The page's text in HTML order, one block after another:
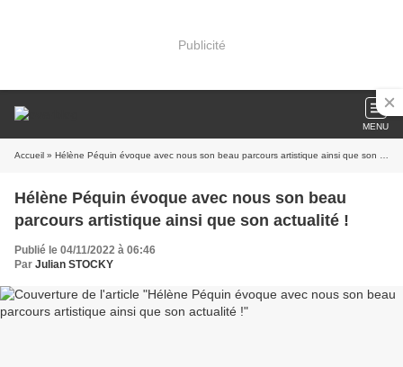
Publicité
MENU
Accueil » Hélène Péquin évoque avec nous son beau parcours artistique ainsi que son actualité !
Hélène Péquin évoque avec nous son beau
parcours artistique ainsi que son actualité !
Publié le 04/11/2022 à 06:46
Par Julian STOCKY